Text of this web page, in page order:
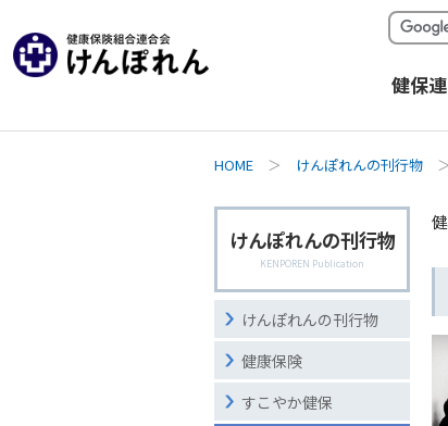
健保
HOME ＞ けんぽれんの刊行物
けんぽれんの刊行物
KENPOREN Publication
けんぽれんの刊行物
健康保険
すこやか健保